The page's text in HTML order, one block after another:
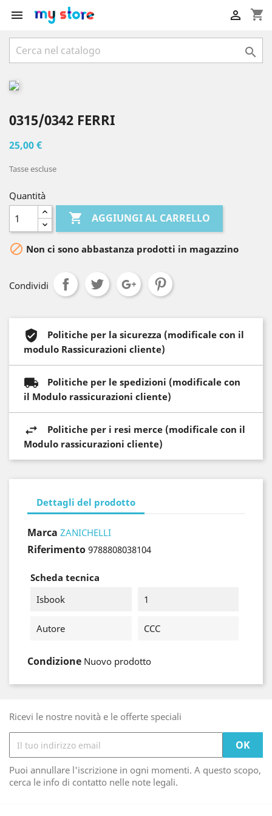
 shopping_cart


0315/0342 FERRI
25,00 €
Tasse escluse
Quantità
 AGGIUNGI AL CARRELLO
 Non ci sono abbastanza prodotti in magazzino
Condividi
Politiche per la sicurezza (modificale con il
modulo Rassicurazioni cliente)
Politiche per le spedizioni (modificale con
il Modulo rassicurazioni cliente)
Politiche per i resi merce (modificale con il
Modulo rassicurazioni cliente)
Dettagli del prodotto
Marca ZANICHELLI
Riferimento 9788808038104
Scheda tecnica
Isbook
1
Autore CCC
Condizione Nuovo prodotto
Ricevi le nostre novità e le offerte speciali
Puoi annullare l'iscrizione in ogni momenti. A questo scopo,
cerca le info di contatto nelle note legali.